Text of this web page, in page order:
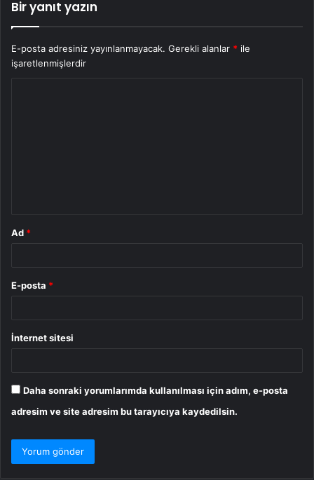
Bir yanıt yazın
E-posta adresiniz yayınlanmayacak. Gerekli alanlar * ile
işaretlenmişlerdir
Ad *
E-posta *
İnternet sitesi
Daha sonraki yorumlarımda kullanılması için adım, e-posta
adresim ve site adresim bu tarayıcıya kaydedilsin.